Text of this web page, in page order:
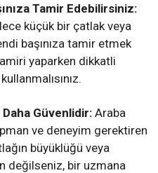
Tamir Edebilirsiniz:
küçük bir çatlak veya
başınıza tamir etmek
yaparken dikkatli
Güvenlidir: Araba
ve deneyim gerektiren
büyüklüğü veya
değilseniz, bir uzmana